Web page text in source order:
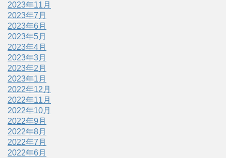
2023年11月
2023年7月
2023年6月
2023年5月
2023年4月
2023年3月
2023年2月
2023年1月
2022年12月
2022年11月
2022年10月
2022年9月
2022年8月
2022年7月
2022年6月